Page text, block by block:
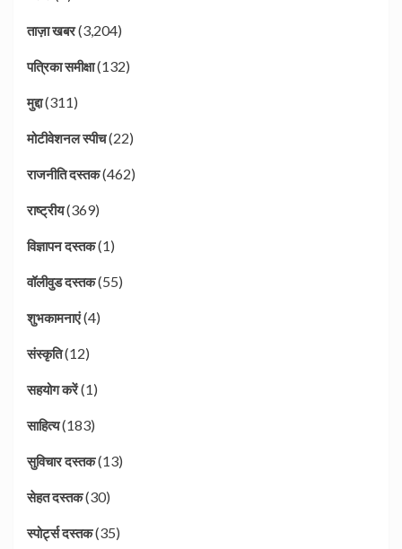
ताज़ा खबर(3,204)
पत्रिका समीक्षा(132)
मुद्दा(311)
मोटीवेशनल स्पीच(22)
राजनीति दस्तक(462)
राष्ट्रीय(369)
विज्ञापन दस्तक(1)
वॉलीवुड दस्तक(55)
शुभकामनाएं(4)
संस्कृति(12)
सहयोग करें(1)
साहित्य(183)
सुविचार दस्तक(13)
सेहत दस्तक(30)
स्पोर्ट्स दस्तक(35)